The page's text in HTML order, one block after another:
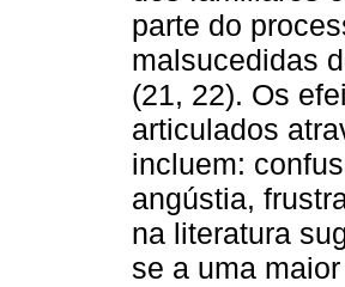
parte do
malsucedidas
(21, 22). Os
articulados
incluem:
angústia,
na literatura
se a uma